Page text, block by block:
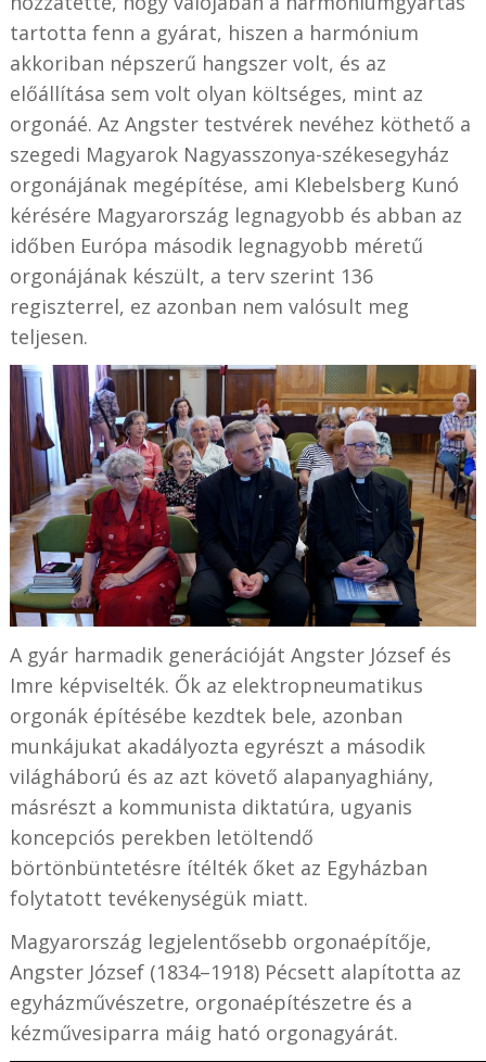
tartotta fenn a gyárat, hiszen a harmónium
akkoriban népszerű hangszer volt, és az
előállítása sem volt olyan költséges, mint az
orgonáé. Az Angster testvérek nevéhez köthető a
szegedi Magyarok Nagyasszonya-székesegyház
orgonájának megépítése, ami Klebelsberg Kunó
kérésére Magyarország legnagyobb és abban az
időben Európa második legnagyobb méretű
orgonájának készült, a terv szerint 136
regiszterrel, ez azonban nem valósult meg
teljesen.
A gyár harmadik generációját Angster József és
Imre képviselték. Ők az elektropneumatikus
orgonák építésébe kezdtek bele, azonban
munkájukat akadályozta egyrészt a második
világháború és az azt követő alapanyaghiány,
másrészt a kommunista diktatúra, ugyanis
koncepciós perekben letöltendő
börtönbüntetésre ítélték őket az Egyházban
folytatott tevékenységük miatt.
Magyarország legjelentősebb orgonaépítője,
Angster József (1834–1918) Pécsett alapította az
egyházművészetre, orgonaépítészetre és a
kézművesiparra máig ható orgonagyárát.